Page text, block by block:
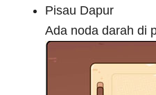
Pisau Dapur
Ada noda darah di